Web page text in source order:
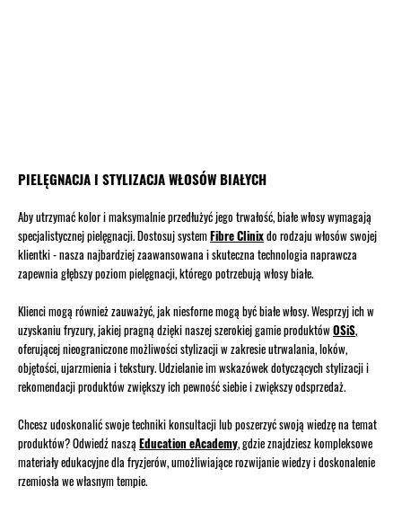
PIELĘGNACJA I STYLIZACJA WŁOSÓW BIAŁYCH
Aby utrzymać kolor i maksymalnie przedłużyć jego trwałość, białe włosy wymagają
specjalistycznej pielęgnacji. Dostosuj systemFibre Clinixdo rodzaju włosów swojej
klientki - nasza najbardziej zaawansowana i skuteczna technologia naprawcza
zapewnia głębszy poziom pielęgnacji, którego potrzebują włosy białe.
Klienci mogą również zauważyć, jak niesforne mogą być białe włosy. Wesprzyj ich w
uzyskaniu fryzury, jakiej pragną dzięki naszej szerokiej gamie produktówOSiS,
oferującej nieograniczone możliwości stylizacji w zakresie utrwalania, loków,
objętości, ujarzmienia i tekstury. Udzielanie im wskazówek dotyczących stylizacji i
rekomendacji produktów zwiększy ich pewność siebie i zwiększy odsprzedaż.
Chcesz udoskonalić swoje techniki konsultacji lub poszerzyć swoją wiedzę na temat
produktów? Odwiedź naszą Education eAcademy, gdzie znajdziesz kompleksowe
materiały edukacyjne dla fryzjerów, umożliwiające rozwijanie wiedzy i doskonalenie
rzemiosła we własnym tempie.